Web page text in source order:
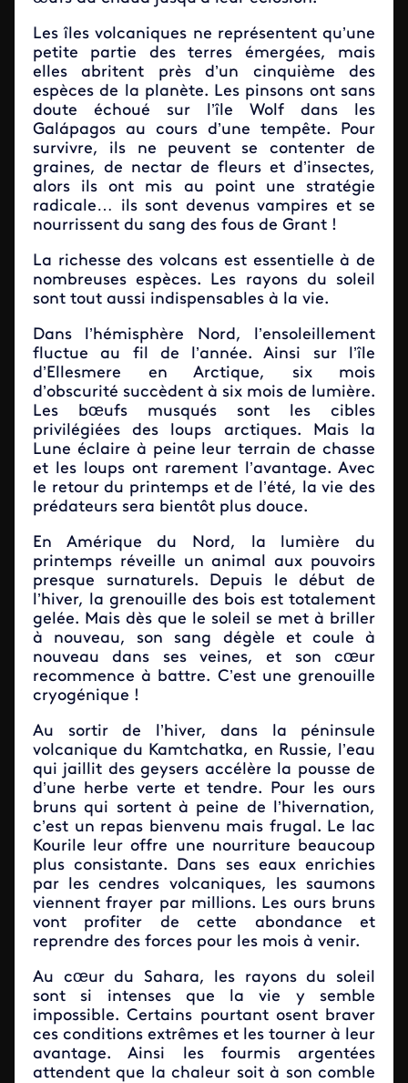
Les îles volcaniques ne représentent qu’une
petite partie des terres émergées, mais
elles abritent près d’un cinquième des
espèces de la planète. Les pinsons ont sans
doute échoué sur l’île Wolf dans les
Galápagos au cours d’une tempête. Pour
survivre, ils ne peuvent se contenter de
graines, de nectar de fleurs et d’insectes,
alors ils ont mis au point une stratégie
radicale… ils sont devenus vampires et se
nourrissent du sang des fous de Grant !
La richesse des volcans est essentielle à de
nombreuses espèces. Les rayons du soleil
sont tout aussi indispensables à la vie.
Dans l’hémisphère Nord, l’ensoleillement
fluctue au fil de l’année. Ainsi sur l’île
d’Ellesmere en Arctique, six mois
d’obscurité succèdent à six mois de lumière.
Les bœufs musqués sont les cibles
privilégiées des loups arctiques. Mais la
Lune éclaire à peine leur terrain de chasse
et les loups ont rarement l’avantage. Avec
le retour du printemps et de l’été, la vie des
prédateurs sera bientôt plus douce.
En Amérique du Nord, la lumière du
printemps réveille un animal aux pouvoirs
presque surnaturels. Depuis le début de
l’hiver, la grenouille des bois est totalement
gelée. Mais dès que le soleil se met à briller
à nouveau, son sang dégèle et coule à
nouveau dans ses veines, et son cœur
recommence à battre. C’est une grenouille
cryogénique !
Au sortir de l’hiver, dans la péninsule
volcanique du Kamtchatka, en Russie, l’eau
qui jaillit des geysers accélère la pousse de
d’une herbe verte et tendre. Pour les ours
bruns qui sortent à peine de l’hivernation,
c’est un repas bienvenu mais frugal. Le lac
Kourile leur offre une nourriture beaucoup
plus consistante. Dans ses eaux enrichies
par les cendres volcaniques, les saumons
viennent frayer par millions. Les ours bruns
vont profiter de cette abondance et
reprendre des forces pour les mois à venir.
Au cœur du Sahara, les rayons du soleil
sont si intenses que la vie y semble
impossible. Certains pourtant osent braver
ces conditions extrêmes et les tourner à leur
avantage. Ainsi les fourmis argentées
attendent que la chaleur soit à son comble